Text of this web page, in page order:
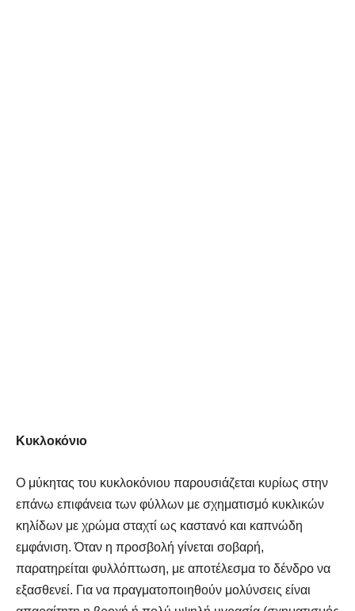
Κυκλοκόνιο
Ο μύκητας του κυκλοκόνιου παρουσιάζεται κυρίως στην
επάνω επιφάνεια των φύλλων με σχηματισμό κυκλικών
κηλίδων με χρώμα σταχτί ως καστανό και καπνώδη
εμφάνιση. Όταν η προσβολή γίνεται σοβαρή,
παρατηρείται φυλλόπτωση, με αποτέλεσμα το δένδρο να
εξασθενεί. Για να πραγματοποιηθούν μολύνσεις είναι